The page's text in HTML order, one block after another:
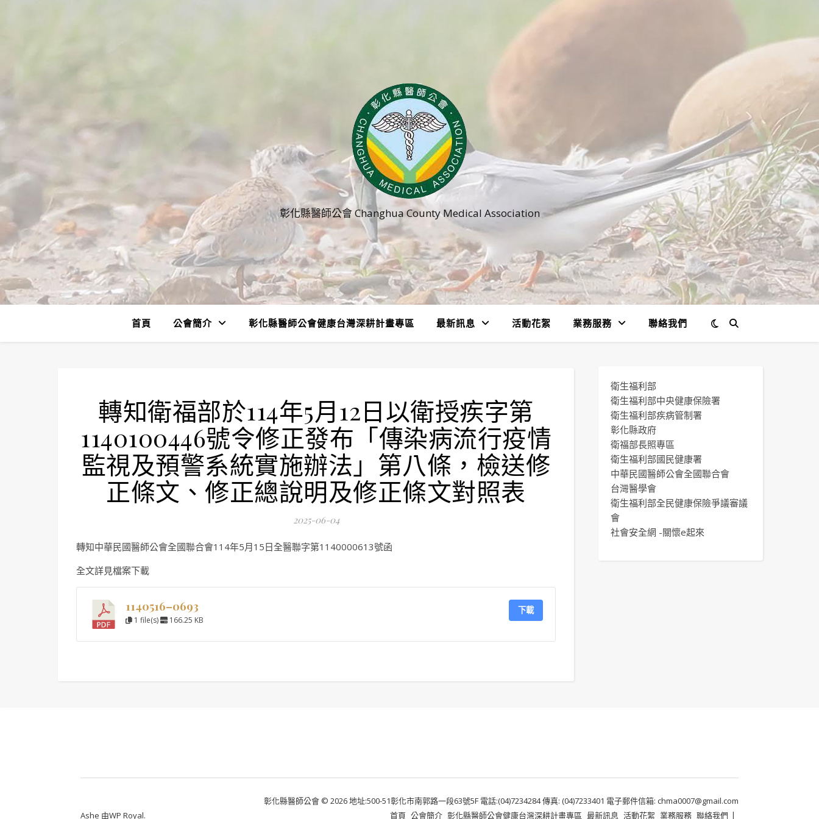
彰化縣醫師公會 Changhua County Medical Association
首頁 公會簡介 彰化縣醫師公會健康台灣深耕計畫專區 最新訊息 活動花絮 業務服務 聯絡我們
轉知衛福部於114年5月12日以衛授疾字第
1140100446號令修正發布「傳染病流行疫情
監視及預警系統實施辦法」第八條，檢送修
正條文、修正總說明及修正條文對照表
2025-06-04
轉知中華民國醫師公會全國聯合會114年5月15日全醫聯字第1140000613號函
全文詳見檔案下載
1140516–0693
1 file(s) 166.25 KB
下載
衛生福利部
衛生福利部中央健康保險署
衛生福利部疾病管制署
彰化縣政府
衛福部長照專區
衛生福利部國民健康署
中華民國醫師公會全國聯合會
台灣醫學會
衛生福利部全民健康保險爭議審議
會
社會安全網 -關懷e起來
彰化縣醫師公會 © 2026 地址:500-51彰化市南郭路一段63號5F 電話:(04)7234284 傳真: (04)7233401 電子郵件信箱: chma0007@gmail.com
首頁 公會簡介 彰化縣醫師公會健康台灣深耕計畫專區 最新訊息 活動花絮 業務服務 聯絡我們
Ashe 由WP Royal.